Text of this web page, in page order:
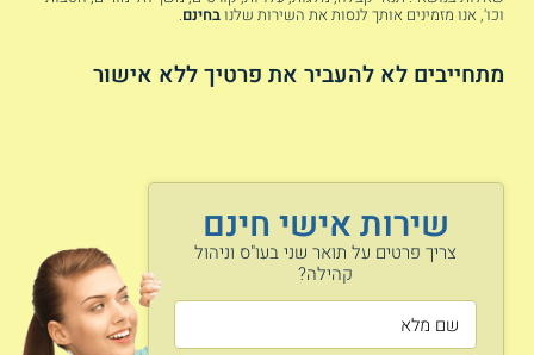
התכנית נמשכת כשנתיים. שיעורים מתקיימים ביומיים או שלושה
ימים בשבוע כשחלק מהמוסדות מאפשרים לרכז את המפגשים
תזה.
הנלמדות.
רוצים להמשיך להתמקצע? קראו גם עלתואר
שני בעבודה סוציאלית קלינית
מתעניינים בשיקום ובעולם הפשיעה?תואר
שני בקרימינולוגיה עם התמחות בשיקום
שירות אישי חינם
צריך פרטים על תואר שני בעו"ס וניהול
קהילה?
וכו', אנו מזמינים אותך לנסות את השירות שלנובחינם.
מתחייבים לא להעביר את פרטיך ללא אישור